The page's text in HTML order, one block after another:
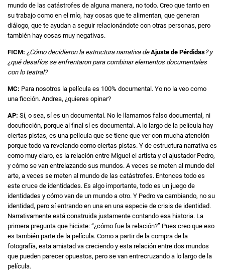
mundo de las catástrofes de alguna manera, no todo. Creo que tanto en
su trabajo como en el mío, hay cosas que te alimentan, que generan
diálogo, que te ayudan a seguir relacionándote con otras personas, pero
también hay cosas muy negativas.
FICM: ¿Cómo decidieron la estructura narrativa deAjuste de Pérdidas? y
¿qué desafíos se enfrentaron para combinar elementos documentales
con lo teatral?
MC: Para nosotros la película es 100% documental. Yo no la veo como
una ficción. Andrea, ¿quieres opinar?
AP: Sí, o sea, sí es un documental. No le llamamos falso documental, ni
docuficción, porque al final sí es documental. A lo largo de la película hay
ciertas pistas, es una película que se tiene que ver con mucha atención
porque todo va revelando como ciertas pistas. Y de estructura narrativa es
como muy claro, es la relación entre Miguel el artista y el ajustador Pedro,
y cómo se van entrelazando sus mundos. A veces se meten al mundo del
arte, a veces se meten al mundo de las catástrofes. Entonces todo es
este cruce de identidades. Es algo importante, todo es un juego de
identidades y cómo van de un mundo a otro. Y Pedro va cambiando, no su
identidad, pero sí entrando en una en una especie de crisis de identidad.
Narrativamente está construida justamente contando esa historia. La
primera pregunta que hiciste: “¿cómo fue la relación?” Pues creo que eso
es también parte de la película. Como a partir de la compra de la
fotografía, esta amistad va creciendo y esta relación entre dos mundos
que pueden parecer opuestos, pero se van entrecruzando a lo largo de la
película.